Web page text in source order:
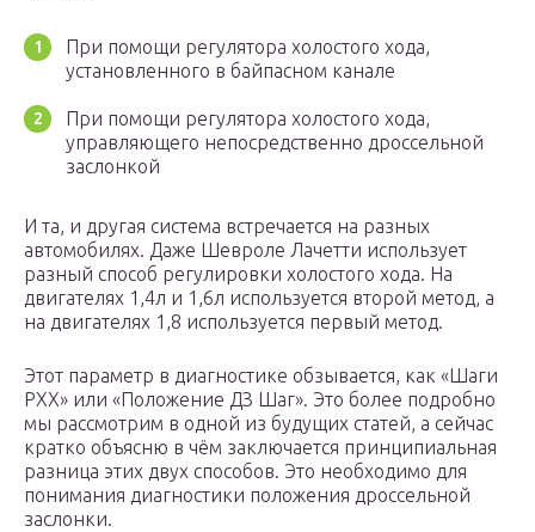
При помощи регулятора холостого хода,
установленного в байпасном канале
При помощи регулятора холостого хода,
управляющего непосредственно дроссельной
заслонкой
И та, и другая система встречается на разных
автомобилях. Даже Шевроле Лачетти использует
разный способ регулировки холостого хода. На
двигателях 1,4л и 1,6л используется второй метод, а
на двигателях 1,8 используется первый метод.
Этот параметр в диагностике обзывается, как «Шаги
РХХ» или «Положение ДЗ Шаг». Это более подробно
мы рассмотрим в одной из будущих статей, а сейчас
кратко объясню в чём заключается принципиальная
разница этих двух способов. Это необходимо для
понимания диагностики положения дроссельной
заслонки.